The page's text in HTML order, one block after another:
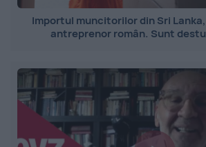
Importul muncitorilor din Sri
antreprenor român. Sunt